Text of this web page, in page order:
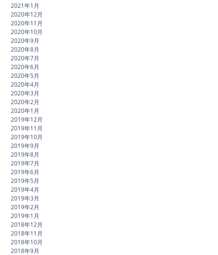
2021年1月
2020年12月
2020年11月
2020年10月
2020年9月
2020年8月
2020年7月
2020年6月
2020年5月
2020年4月
2020年3月
2020年2月
2020年1月
2019年12月
2019年11月
2019年10月
2019年9月
2019年8月
2019年7月
2019年6月
2019年5月
2019年4月
2019年3月
2019年2月
2019年1月
2018年12月
2018年11月
2018年10月
2018年9月